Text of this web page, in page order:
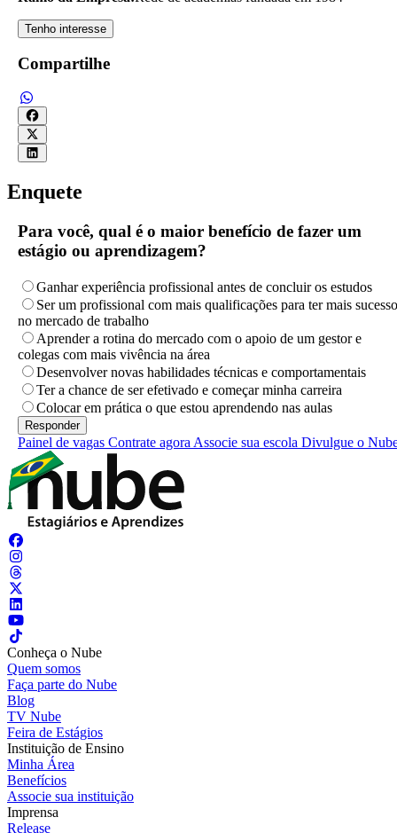
Tenho interesse
Compartilhe
Enquete
Para você, qual é o maior benefício de fazer um
estágio ou aprendizagem?
Ganhar experiência profissional antes de concluir os estudos
Ser um profissional com mais qualificações para ter mais sucesso
no mercado de trabalho
Aprender a rotina do mercado com o apoio de um gestor e
colegas com mais vivência na área
Desenvolver novas habilidades técnicas e comportamentais
Ter a chance de ser efetivado e começar minha carreira
Colocar em prática o que estou aprendendo nas aulas
Painel de vagas Contrate agora Associe sua escola Divulgue o
Conheça o Nube
Quem somos
Faça parte do Nube
Blog
TV Nube
Feira de Estágios
Instituição de Ensino
Minha Área
Benefícios
Associe sua instituição
Imprensa
Release